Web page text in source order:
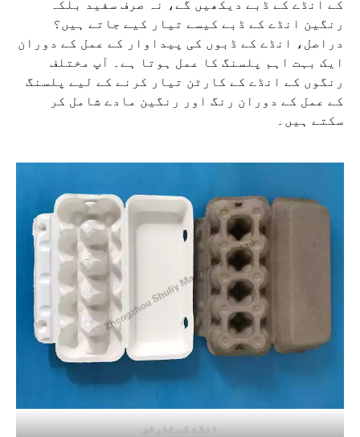
کے انڈے کے ڈبے دیکھیں گے، نہ صرف سفید بلکہ
رنگین انڈے کے ڈبے کیسے تیار کیے جاتے ہیں؟
دراصل، انڈے کے ڈبوں کی پیداوار کے عمل کے دوران
ایک بہت اہم پلسنگ کا عمل ہوتا ہے۔ آپ مختلف
رنگوں کے انڈے کے کارٹن تیار کرنے کے لیے پلسنگ
کے عمل کے دوران رنگ اور رنگین مادے شامل کر
سکتے ہیں۔
انڈے کے کارٹن